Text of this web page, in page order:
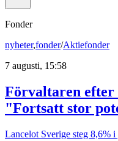
Fonder
nyheter,fonder/Aktiefonder
7 augusti, 15:58
Förvaltaren efter
"Fortsatt stor
Lancelot Sverige steg 8,6%